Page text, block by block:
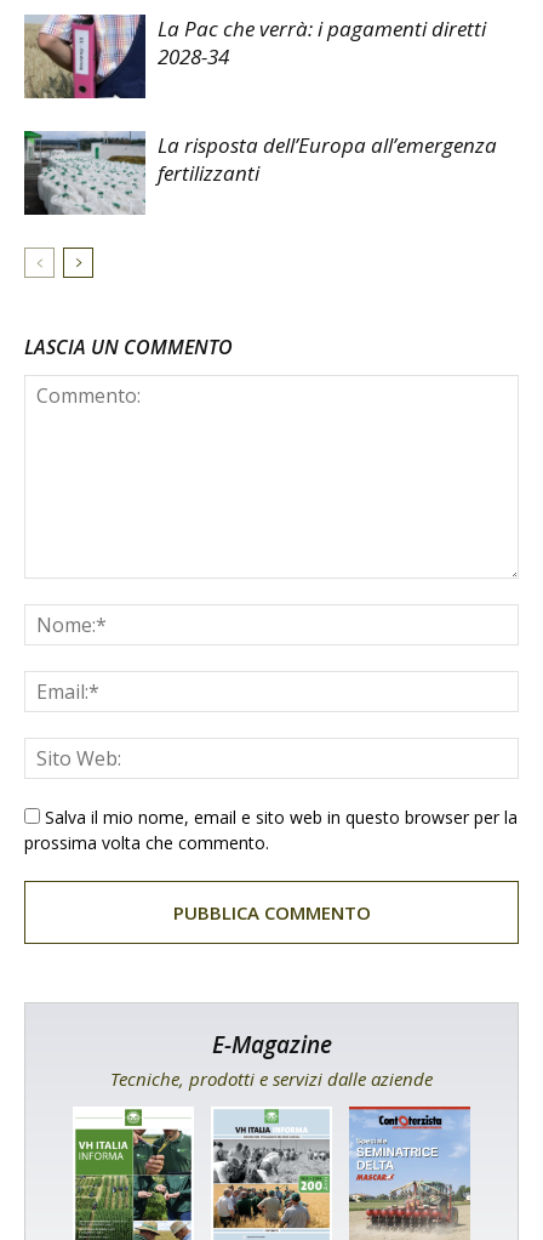
La Pac che verrà: i pagamenti diretti
2028-34
La risposta dell’Europa all’emergenza
fertilizzanti
LASCIA UN COMMENTO
Salva il mio nome, email e sito web in questo browser per la
prossima volta che commento.
E-Magazine
Tecniche, prodotti e servizi dalle aziende